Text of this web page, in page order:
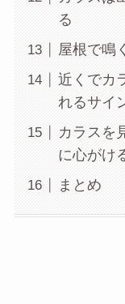
る
屋根で鳴
近くでカ
れるサイ
カラスを
に心がけ
まとめ